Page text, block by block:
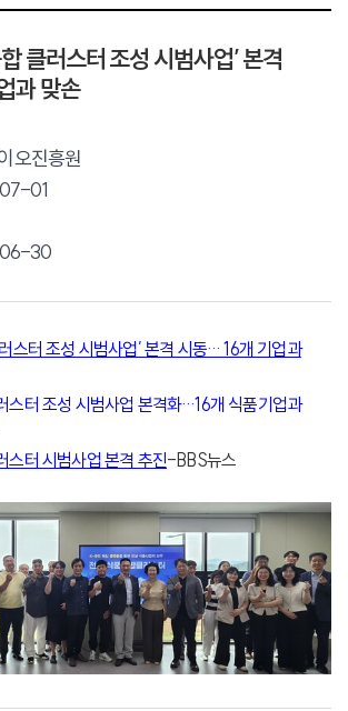
클러스터 조성 시범사업’ 본격
과 맞손
오진흥원
01
30
스터 조성 시범사업’ 본격 시동… 16개 기업과
스터 조성 시범사업 본격화…16개 식품기업과
스터 시범사업 본격 추진-BBS뉴스